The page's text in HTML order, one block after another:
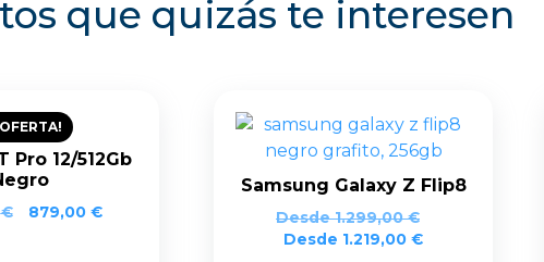
que quizás te interesen
Pro 12/512Gb
€
El
879,00 €El
Samsung Galaxy Z Flip8
Desde1.299,00€
Desde 1.219,00 €